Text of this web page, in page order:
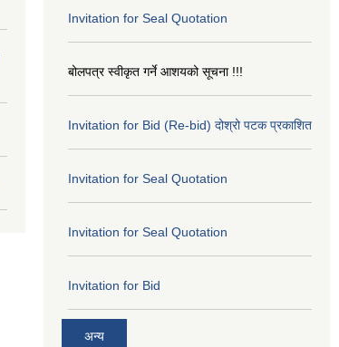
Invitation for Seal Quotation
बोलपत्र स्वीकृत गर्ने आशयको सूचना !!!
Invitation for Bid (Re-bid) दोश्रो पटक प्रकाशित
Invitation for Seal Quotation
Invitation for Seal Quotation
Invitation for Bid
अन्य